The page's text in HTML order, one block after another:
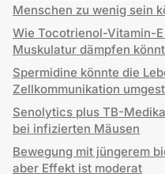
Menschen zu wenig sein
Wie Tocotrienol-Vitamin-
Muskulatur dämpfen
Spermidine könnte die
Zellkommunikation
Senolytics plus TB-
bei infizierten Mäusen
Bewegung mit jüngerem
aber Effekt ist moderat